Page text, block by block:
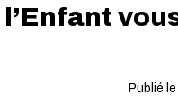
l’Enfant
Publié